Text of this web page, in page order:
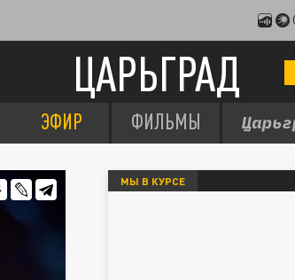
ЦАРЬГРАД
ЭФИР ФИЛЬМЫ
МЫ В КУРСЕ